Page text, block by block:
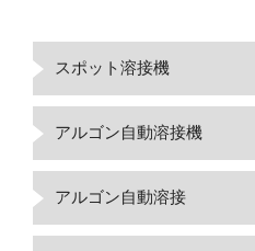
スポット溶接機
アルゴン自動溶接機
アルゴン自動溶接